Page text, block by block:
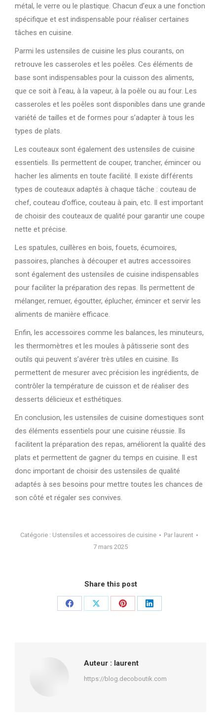
métal, le verre ou le plastique. Chacun d’eux a une fonction
spécifique et est indispensable pour réaliser certaines
tâches en cuisine.
Parmi les ustensiles de cuisine les plus courants, on
retrouve les casseroles et les poêles. Ces éléments de
base sont indispensables pour la cuisson des aliments,
que ce soit à l’eau, à la vapeur, à la poêle ou au four. Les
casseroles et les poêles sont disponibles dans une grande
variété de tailles et de formes pour s’adapter à tous les
types de plats.
Les couteaux sont également des ustensiles de cuisine
essentiels. Ils permettent de couper, trancher, émincer ou
hacher les aliments en toute facilité. Il existe différents
types de couteaux adaptés à chaque tâche : couteau de
chef, couteau d’office, couteau à pain, etc. Il est important
de choisir des couteaux de qualité pour garantir une coupe
nette et précise.
Les spatules, cuillères en bois, fouets, écumoires,
passoires, planches à découper et autres accessoires
sont également des ustensiles de cuisine indispensables
pour faciliter la préparation des repas. Ils permettent de
mélanger, remuer, égoutter, éplucher, émincer et servir les
aliments de manière efficace.
Enfin, les accessoires comme les balances, les minuteurs,
les thermomètres et les moules à pâtisserie sont des
outils qui peuvent s’avérer très utiles en cuisine. Ils
permettent de mesurer avec précision les ingrédients, de
contrôler la température de cuisson et de réaliser des
desserts délicieux et esthétiques.
En conclusion, les ustensiles de cuisine domestiques sont
des éléments essentiels pour une cuisine réussie. Ils
facilitent la préparation des repas, améliorent la qualité des
plats et permettent de gagner du temps en cuisine. Il est
donc important de choisir des ustensiles de qualité
adaptés à ses besoins pour mettre toutes les chances de
son côté et régaler ses convives.
Catégorie : Ustensiles et accessoires de cuisine Par laurent
7 mars 2025
Share this post
PartagerPartagerPartagerPartager
Auteur : laurent
https://blog.decoboutik.com